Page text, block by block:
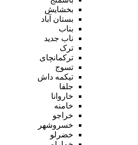
بخشایش
بستان آباد
بناب
ناب جدید
ترک
ترکمانچای
تسوج
تیکمه داش
جلفا
خاروانا
خامنه
خراجو
خسروشهر
خضرلو